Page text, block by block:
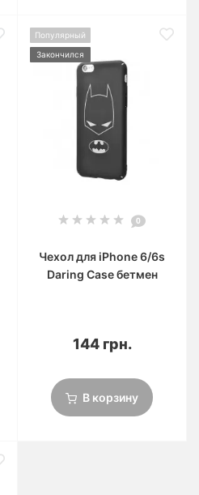
Популярный
Закончился
0
Чехол для iPhone 6/6s
Daring Case бетмен
144 грн.
В корзину